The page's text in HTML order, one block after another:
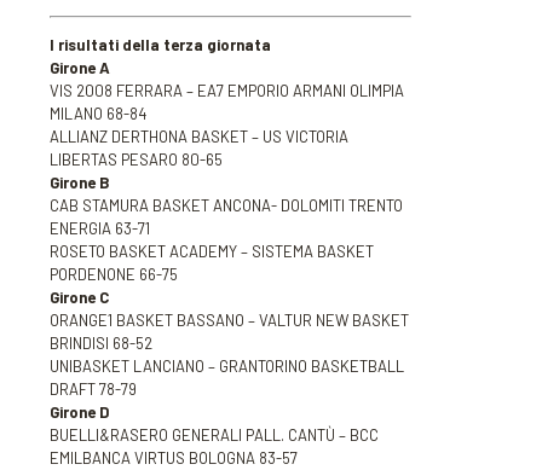
I risultati della terza giornata
Girone A
VIS 2008 FERRARA – EA7 EMPORIO ARMANI OLIMPIA
MILANO 68-84
ALLIANZ DERTHONA BASKET – US VICTORIA
LIBERTAS PESARO 80-65
Girone B
CAB STAMURA BASKET ANCONA- DOLOMITI TRENTO
ENERGIA 63-71
ROSETO BASKET ACADEMY – SISTEMA BASKET
PORDENONE 66-75
Girone C
ORANGE1 BASKET BASSANO – VALTUR NEW BASKET
BRINDISI 68-52
UNIBASKET LANCIANO – GRANTORINO BASKETBALL
DRAFT 78-79
Girone D
BUELLI&RASERO GENERALI PALL. CANTÙ – BCC
EMILBANCA VIRTUS BOLOGNA 83-57